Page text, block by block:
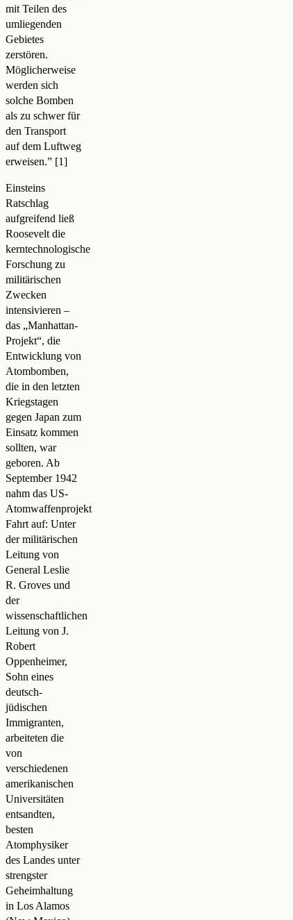
mit Teilen des
umliegenden
Gebietes
zerstören.
Möglicherweise
werden sich
solche Bomben
als zu schwer für
den Transport
auf dem Luftweg
erweisen.”
Einsteins
Ratschlag
aufgreifend ließ
Roosevelt die
kerntechnologische
Forschung zu
militärischen
Zwecken
intensivieren –
das „Manhattan-
Projekt“, die
Entwicklung von
Atombomben,
die in den letzten
Kriegstagen
gegen Japan zum
Einsatz kommen
sollten, war
geboren. Ab
September 1942
nahm das US-
Atomwaffenprojekt
Fahrt auf: Unter
der militärischen
Leitung von
General Leslie
R. Groves und
der
wissenschaftlichen
Leitung von J.
Robert
Oppenheimer,
Sohn eines
deutsch-
jüdischen
Immigranten,
arbeiteten die
von
verschiedenen
amerikanischen
Universitäten
entsandten,
besten
Atomphysiker
des Landes unter
strengster
Geheimhaltung
in Los Alamos